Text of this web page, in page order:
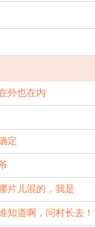
外也在内
定
片儿混的，我是
知道啊，问村长去！